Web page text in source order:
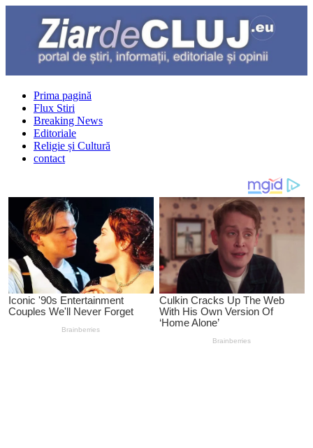
Prima pagină
Flux Stiri
Breaking News
Editoriale
Religie și Cultură
contact